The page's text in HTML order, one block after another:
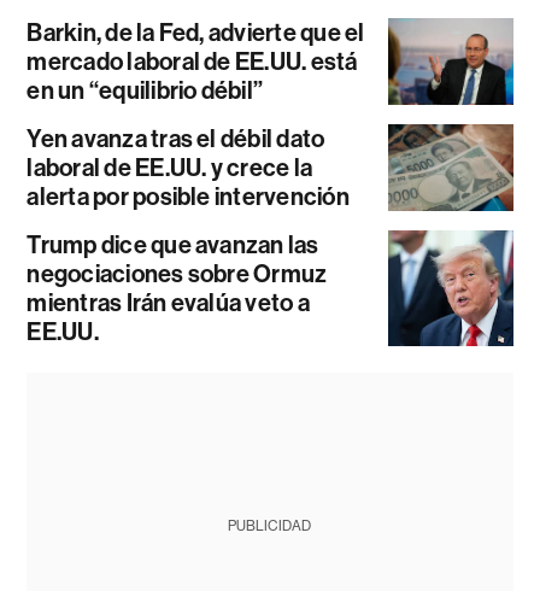
Barkin, de la Fed, advierte que el
mercado laboral de EE.UU. está
en un “equilibrio débil”
Yen avanza tras el débil dato
laboral de EE.UU. y crece la
alerta por posible intervención
Trump dice que avanzan las
negociaciones sobre Ormuz
mientras Irán evalúa veto a
EE.UU.
PUBLICIDAD